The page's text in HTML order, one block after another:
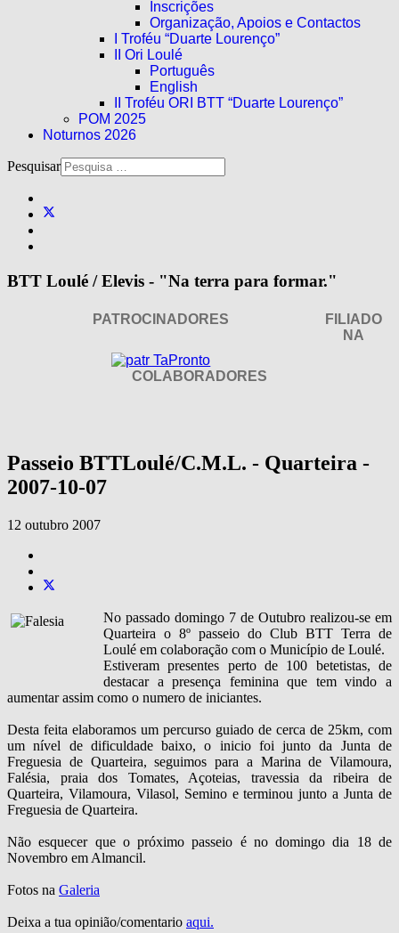
Inscrições
Organização, Apoios e Contactos
I Troféu “Duarte Lourenço”
II Ori Loulé
Português
English
II Troféu ORI BTT “Duarte Lourenço”
POM 2025
Noturnos 2026
Pesquisar
BTT Loulé / Elevis - "Na terra para formar."
PATROCINADORES
FILIADO
NA
COLABORADORES
Passeio BTTLoulé/C.M.L. - Quarteira -
2007-10-07
12 outubro 2007
No passado domingo 7 de Outubro realizou-se em
Quarteira o 8º passeio do Club BTT Terra de
Loulé em colaboração com o Município de Loulé.
Estiveram presentes perto de 100 betetistas, de
destacar a presença feminina que tem vindo a
aumentar assim como o numero de iniciantes.
Desta feita elaboramos um percurso guiado de cerca de 25km, com
um nível de dificuldade baixo, o inicio foi junto da Junta de
Freguesia de Quarteira, seguimos para a Marina de Vilamoura,
Falésia, praia dos Tomates, Açoteias, travessia da ribeira de
Quarteira, Vilamoura, Vilasol, Semino e terminou junto a Junta de
Freguesia de Quarteira.
Não esquecer que o próximo passeio é no domingo dia 18 de
Novembro em Almancil.
Fotos na Galeria
Deixa a tua opinião/comentario aqui.